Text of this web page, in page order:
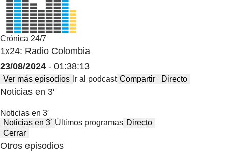
Crónica 24/7
1x24: Radio Colombia
23/08/2024 - 01:38:13
Ver más episodios Ir al podcast Compartir Directo
Noticias en 3′
Noticias en 3′
Noticias en 3′ Últimos programas Directo
Cerrar
Otros episodios